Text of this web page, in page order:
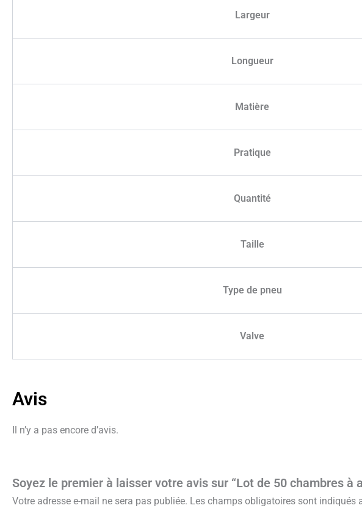
Largeur
Longueur
Matière
Pratique
Quantité
Taille
Type de pneu
Valve
Avis
Il n’y a pas encore d’avis.
Soyez le premier à laisser votre avis sur “Lot de 50 chambres à
Votre adresse e-mail ne sera pas publiée. Les champs obligatoires sont indiqués